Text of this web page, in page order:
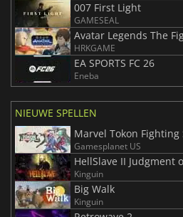
007 First Light
GAMESEAL
Avatar Legends The
HRKGAME
EA SPORTS FC 26
Eneba
NIEUWE SPELLEN
Marvel Tokon Fighting
Gamesplanet US
HellSlave II Judgment
Kinguin
Big Walk
Kinguin